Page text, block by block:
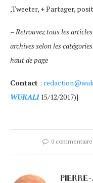
,Tweeter, + Partager,
– Retrouvez tous les
archives selon les
haut de page
Contact :
WUKALI15/12/2017)]
0 commentaire